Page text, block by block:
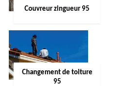
Couvreur zingueur 95
Changement de toiture
95